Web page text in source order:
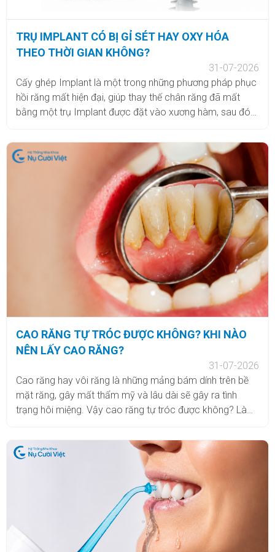
TRỤ IMPLANT CÓ BỊ GỈ SÉT HAY OXY HÓA
THEO THỜI GIAN KHÔNG?
31-07-2026
Cấy ghép Implant là một trong những phương pháp phục
hồi răng mất hiện đại, giúp thay thế chân răng đã mất
bằng một trụ Implant được đặt vào xương hàm, sau đó
xương, Implant có thể tạo nền tảng vững chắc, hỗ trợ
khôi phục chức năng ăn nhai và thẩm mỹ. Tuy nhiên,
không ít người vẫn lo lắng trước khi thực hiện, đặc biệt là
vấn đề trụ Implant có bị gỉ sét hoặc oxy hóa theo thời
gian không? Trong bài viết dưới đây, Nha khoa Thẩm mỹ
Nụ Cười Việt sẽ giúp bạn giải đáp chi tiết vấn đề này.
CAO RĂNG TỰ TRÓC ĐƯỢC KHÔNG? KHI NÀO
NÊN LẤY CAO RĂNG?
31-07-2026
Cao răng hay vôi răng là những mảng bám dính trên bề
mặt răng, gây mất thẩm mỹ và lâu dài sẽ gây ra tình
trạng hôi miệng. Vậy cao răng tự tróc được không? Làm
Việt tìm hiểu câu trả lời qua bài viết dưới đây.